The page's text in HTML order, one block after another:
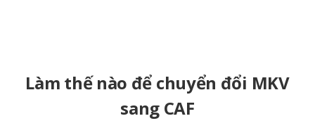
Làm thế nào để chuyển đổi MKV
sang CAF